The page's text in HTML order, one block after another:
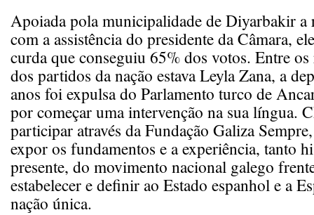
Apoiada pola municipalidade de Diyarbakir a
com a assistência do presidente da Câmara,
curda que conseguiu 65% dos votos. Entre os
dos partidos da nação estava Leyla Zana, a
anos foi expulsa do Parlamento turco de
por começar uma intervenção na sua língua.
participar através da Fundação Galiza
expor os fundamentos e a experiência, tanto
presente, do movimento nacional galego
estabelecer e definir ao Estado espanhol e a
nação única.